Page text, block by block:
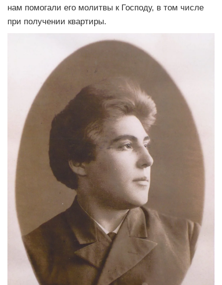
нам помогали его молитвы к Господу, в том числе
при получении квартиры.